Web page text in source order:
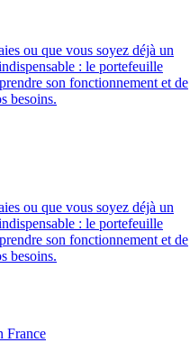
ou que vous soyez déjà un
: le portefeuille
son fonctionnement et de
besoins.
ou que vous soyez déjà un
: le portefeuille
son fonctionnement et de
besoins.
France